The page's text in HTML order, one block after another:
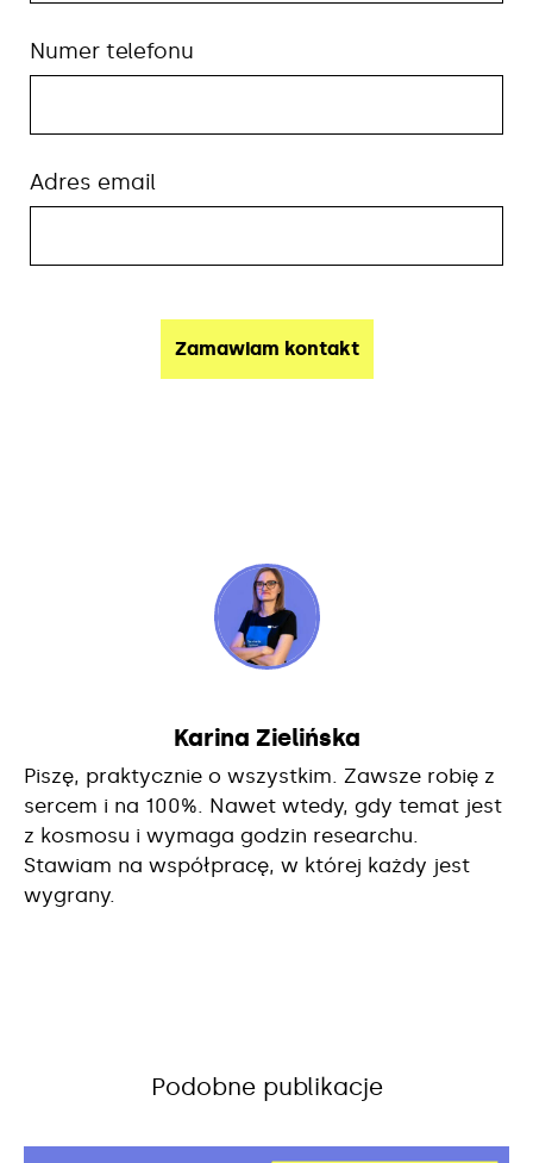
Numer telefonu
Adres email
Karina Zielińska
Piszę, praktycznie o wszystkim. Zawsze robię z
sercem i na 100%. Nawet wtedy, gdy temat jest
z kosmosu i wymaga godzin researchu.
Stawiam na współpracę, w której każdy jest
wygrany.
Podobne publikacje